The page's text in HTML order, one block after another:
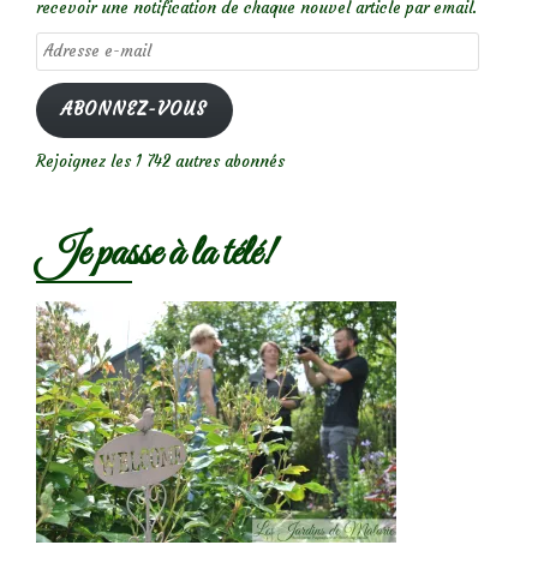
recevoir une notification de chaque nouvel article par email.
Adresse
e-
mail
ABONNEZ-VOUS
Rejoignez les 1 742 autres abonnés
Je passe à la télé!